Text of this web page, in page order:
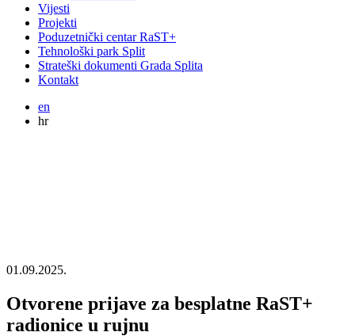
Vijesti
Projekti
Poduzetnički centar RaST+
Tehnološki park Split
Strateški dokumenti Grada Splita
Kontakt
en
hr
01.09.2025.
Otvorene prijave za besplatne RaST+
radionice u rujnu